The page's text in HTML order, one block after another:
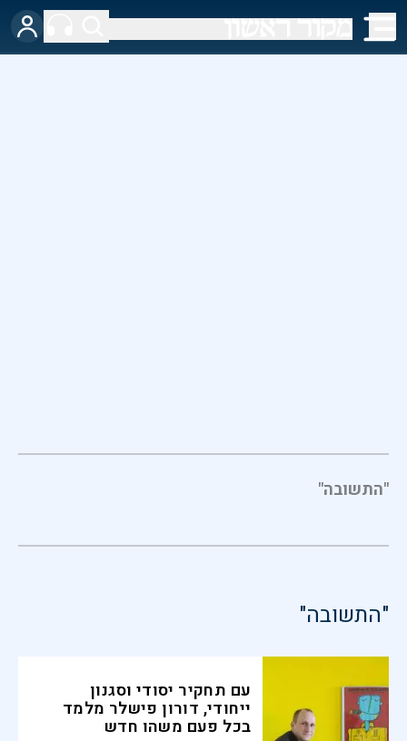
"התשובה"
"התשובה"
עם תחקיר יסודי וסגנון
ייחודי, דורון פישלר מלמד
בכל פעם משהו חדש